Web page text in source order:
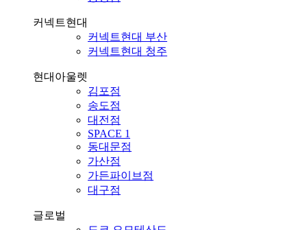
커넥트현대
커넥트현대 부산
커넥트현대 청주
현대아울렛
김포점
송도점
대전점
SPACE 1
동대문점
가산점
가든파이브점
대구점
글로벌